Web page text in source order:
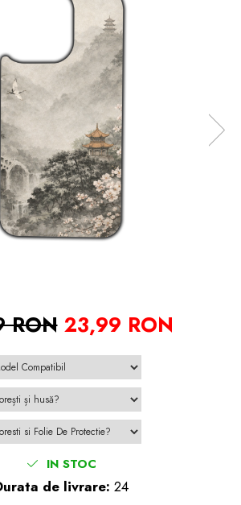
RON 23,99 RON
IN STOC
de livrare: 24